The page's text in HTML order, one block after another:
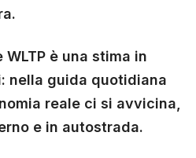
è una stima in
nella guida quotidiana
reale ci si avvicina,
e in autostrada.